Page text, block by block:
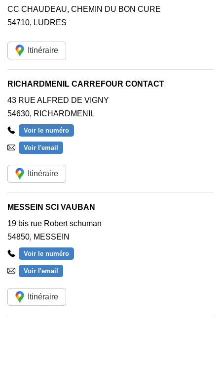
CC CHAUDEAU, CHEMIN DU BON CURE
54710, LUDRES
Itinéraire
RICHARDMENIL CARREFOUR CONTACT
43 RUE ALFRED DE VIGNY
54630, RICHARDMENIL
Voir le numéro
Voir l'email
Itinéraire
MESSEIN SCI VAUBAN
19 bis rue Robert schuman
54850, MESSEIN
Voir le numéro
Voir l'email
Itinéraire